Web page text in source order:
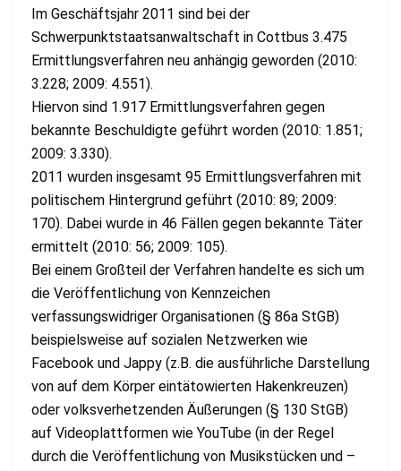
Im Geschäftsjahr 2011 sind bei der
Schwerpunktstaatsanwaltschaft in Cottbus 3.475
Ermittlungsverfahren neu anhängig geworden (2010:
3.228; 2009: 4.551).
Hiervon sind 1.917 Ermittlungsverfahren gegen
bekannte Beschuldigte geführt worden (2010: 1.851;
2009: 3.330).
2011 wurden insgesamt 95 Ermittlungsverfahren mit
politischem Hintergrund geführt (2010: 89; 2009:
170). Dabei wurde in 46 Fällen gegen bekannte Täter
ermittelt (2010: 56; 2009: 105).
Bei einem Großteil der Verfahren handelte es sich um
die Veröffentlichung von Kennzeichen
verfassungswidriger Organisationen (§ 86a StGB)
beispielsweise auf sozialen Netzwerken wie
Facebook und Jappy (z.B. die ausführliche Darstellung
von auf dem Körper eintätowierten Hakenkreuzen)
oder volksverhetzenden Äußerungen (§ 130 StGB)
auf Videoplattformen wie YouTube (in der Regel
durch die Veröffentlichung von Musikstücken und –